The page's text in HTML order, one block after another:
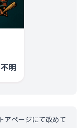
不明
アページにて改めて